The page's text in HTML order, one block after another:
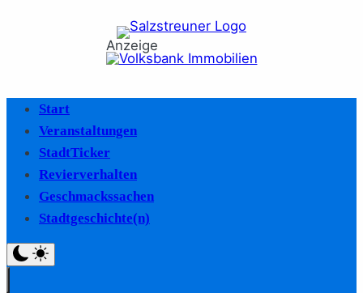
Anzeige
Start
Veranstaltungen
StadtTicker
Revierverhalten
Geschmackssachen
Stadtgeschichte(n)